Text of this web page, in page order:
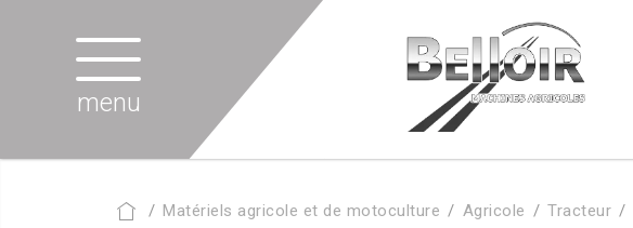
menu
Matériels agricole et de motoculture Agricole Tracteur